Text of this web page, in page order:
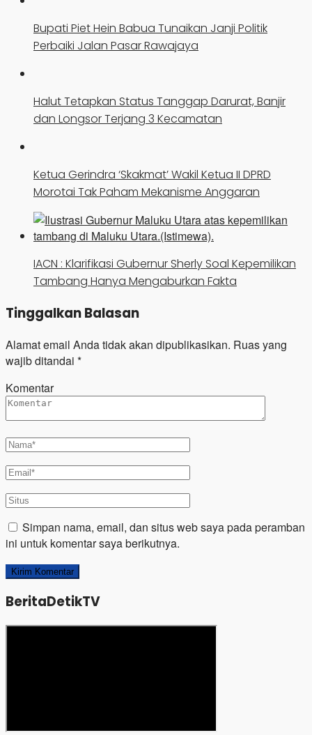
Bupati Piet Hein Babua Tunaikan Janji Politik
Perbaiki Jalan Pasar Rawajaya
Halut Tetapkan Status Tanggap Darurat, Banjir
dan Longsor Terjang 3 Kecamatan
Ketua Gerindra ‘Skakmat’ Wakil Ketua II DPRD
Morotai Tak Paham Mekanisme Anggaran
IACN : Klarifikasi Gubernur Sherly Soal Kepemilikan
Tambang Hanya Mengaburkan Fakta
Tinggalkan Balasan
Alamat email Anda tidak akan dipublikasikan. Ruas yang
wajib ditandai *
Komentar
Simpan nama, email, dan situs web saya pada peramban
ini untuk komentar saya berikutnya.
BeritaDetikTV